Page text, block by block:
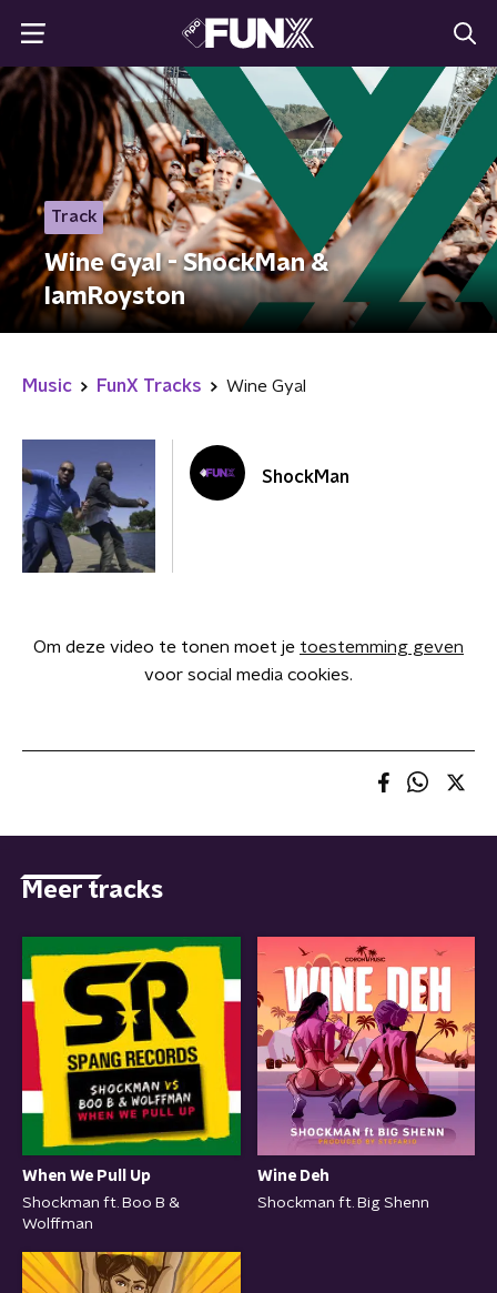
Track
Wine Gyal - ShockMan &
IamRoyston
Music FunX Tracks Wine Gyal
ShockMan
Om deze video te tonen moet je toestemming geven
voor social media cookies.
Meer tracks
When We Pull Up
Shockman ft. Boo B &
Wolffman
Wine Deh
Shockman ft. Big Shenn